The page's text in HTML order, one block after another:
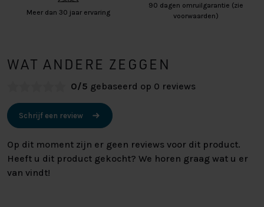
Meer dan 30 jaar ervaring
90 dagen omruilgarantie (zie
voorwaarden)
WAT ANDERE ZEGGEN
0/5 gebaseerd op 0 reviews
Schrijf een review
Op dit moment zijn er geen reviews voor dit product.
Heeft u dit product gekocht? We horen graag wat u er
van vindt!